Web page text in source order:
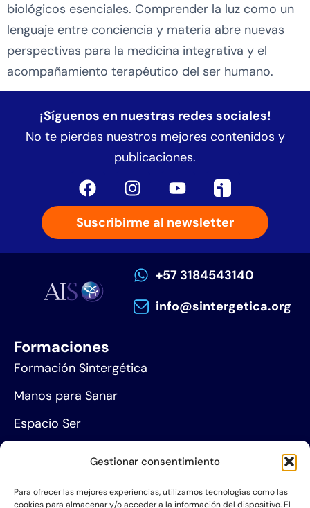
Gestionar consentimiento
Para ofrecer las mejores experiencias, utilizamos tecnologías como las
cookies para almacenar y/o acceder a la información del dispositivo. El
biológicos esenciales. Comprender la luz como un
lenguaje entre conciencia y materia abre nuevas
perspectivas para la medicina integrativa y el
acompañamiento terapéutico del ser humano.
¡Síguenos en nuestras redes sociales!
No te pierdas nuestros mejores contenidos y
publicaciones.
Suscribirme al newsletter
+57 3184543140
info@sintergetica.org
Formaciones
Formación Sintergética
Manos para Sanar
Espacio Ser